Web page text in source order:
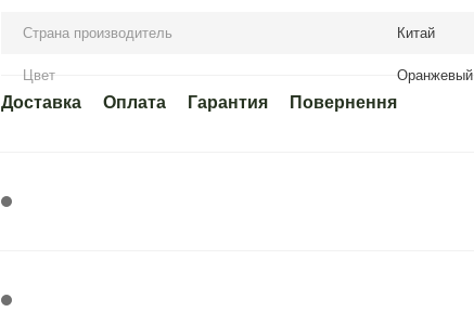
Страна производитель Китай
Цвет Оранжевый
Доставка Оплата Гарантия Повернення